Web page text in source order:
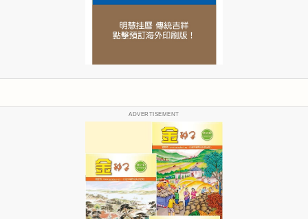
ADVERTISEMENT